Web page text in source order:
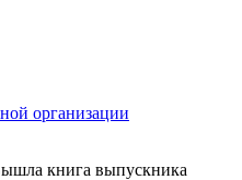
организации
книга выпускника